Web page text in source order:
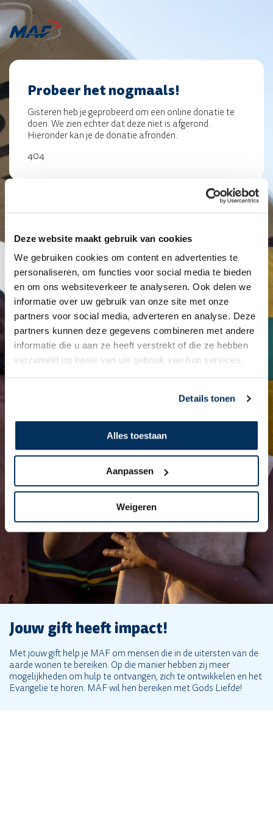
Deze website maakt gebruik van cookies
We gebruiken cookies om content en advertenties te
personaliseren, om functies voor social media te bieden
en om ons websiteverkeer te analyseren. Ook delen we
informatie over uw gebruik van onze site met onze
partners voor social media, adverteren en analyse. Deze
partners kunnen deze gegevens combineren met andere
informatie die u aan ze heeft verstrekt of die ze hebben
verzameld op basis van uw gebruik van hun services.
Details tonen
Alles toestaan
Aanpassen
Weigeren
Probeer het nogmaals!
Gisteren heb je geprobeerd om een online donatie te
doen. We zien echter dat deze niet is afgerond.
Hieronder kan je de donatie afronden.
404
Jouw gift heeft impact!
Met jouw gift help je MAF om mensen die in de uitersten van de
aarde wonen te bereiken. Op die manier hebben zij meer
mogelijkheden om hulp te ontvangen, zich te ontwikkelen en het
Evangelie te horen. MAF wil hen bereiken met Gods Liefde!